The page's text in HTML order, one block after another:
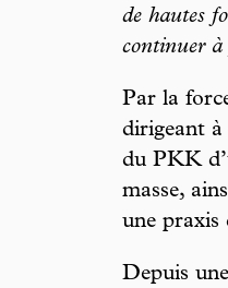
de hautes
continuer à
Par la
dirigeant
du PKK
masse,
une praxis
Depuis